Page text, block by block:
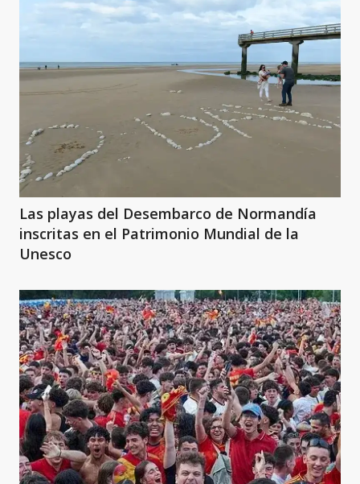
Las playas del Desembarco de Normandía
inscritas en el Patrimonio Mundial de la
Unesco